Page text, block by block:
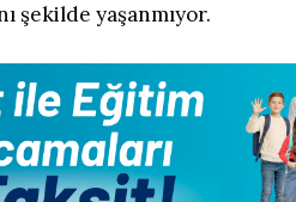
şekilde yaşanmıyor.